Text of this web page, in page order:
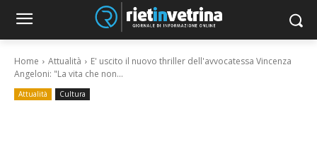
Home Attualità
E' uscito il nuovo thriller dell'avvocatessa Vincenza
Angeloni: "La vita che non...
Attualità Cultura